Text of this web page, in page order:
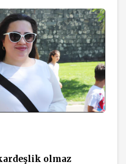
olmaz